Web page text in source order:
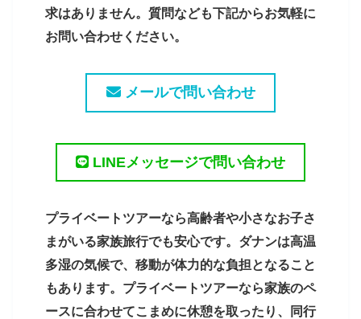
求はありません。質問なども下記からお気軽に
お問い合わせください。
メールで問い合わせ
LINEメッセージで問い合わせ
プライベートツアーなら高齢者や小さなお子さ
まがいる家族旅行でも安心です。ダナンは高温
多湿の気候で、移動が体力的な負担となること
もあります。プライベートツアーなら家族のペ
ースに合わせてこまめに休憩を取ったり、同行